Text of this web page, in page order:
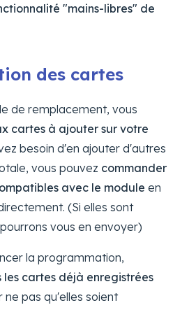
"mains-libres" de
des cartes
de remplacement, vous
cartes à ajouter sur votre
besoin d'en ajouter d'autres
vous pouvez commander
avec le module en
(Si elles sont
vous en envoyer)
la programmation,
cartes déjà enregistrées
ne pas qu'elles soient